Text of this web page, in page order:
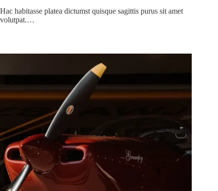
Hac habitasse platea dictumst quisque sagittis purus sit amet
volutpat.…